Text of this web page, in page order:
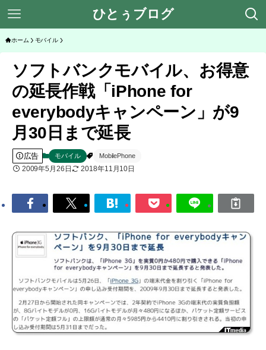
ひとぅブログ
ホーム モバイル
ソフトバンクモバイル、お得意
の延長作戦「iPhone for
everybodyキャンペーン」が9
月30日まで延長
広告 モバイル MobilePhone
2009年5月26日 2018年11月10日